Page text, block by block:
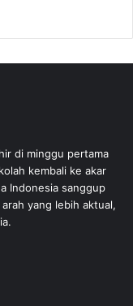
di minggu pertama
kembali ke akar
Indonesia sanggup
arah yang lebih aktual,